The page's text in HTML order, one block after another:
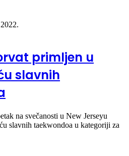
primljen u
slavnih
na svečanosti u New Jerseyu
slavnih taekwondoa u kategoriji za